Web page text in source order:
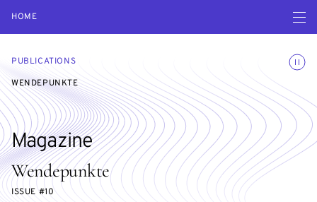
HOME Open
PUBLICATIONS
WENDEPUNKTE
Wendepunkte
ISSUE #10
Magazine